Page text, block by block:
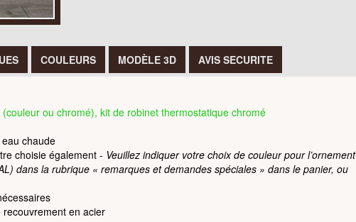
COULEURS MODÈLE 3D AVIS SECURITE
ou chromé), kit de robinet thermostatique chromé
chaude
choisie également - Veuillez indiquer votre choix de couleur pour l’ornement
dans la rubrique « remarques et demandes spéciales » dans le panier, ou
recouvrement en acier